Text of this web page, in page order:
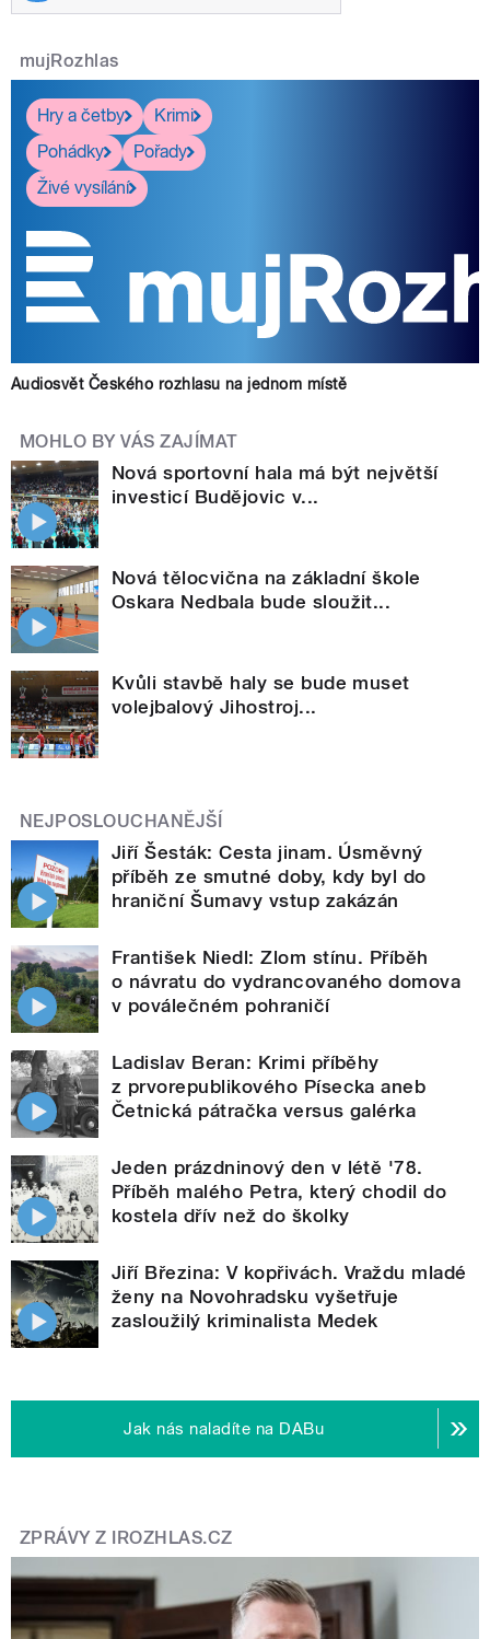
mujRozhlas
Hry a četby
Krimi
Pohádky
Pořady
Živé vysílání
Audiosvět Českého rozhlasu na jednom místě
MOHLO BY VÁS ZAJÍMAT
Nová sportovní hala má být největší
investicí Budějovic v...
Nová tělocvična na základní škole
Oskara Nedbala bude sloužit...
Kvůli stavbě haly se bude muset
volejbalový Jihostroj...
NEJPOSLOUCHANĚJŠÍ
Jiří Šesták: Cesta jinam. Úsměvný
příběh ze smutné doby, kdy byl do
hraniční Šumavy vstup zakázán
František Niedl: Zlom stínu. Příběh
o návratu do vydrancovaného domova
v poválečném pohraničí
Ladislav Beran: Krimi příběhy
z prvorepublikového Písecka aneb
Četnická pátračka versus galérka
Jeden prázdninový den v létě '78.
Příběh malého Petra, který chodil do
kostela dřív než do školky
Jiří Březina: V kopřivách. Vraždu mladé
ženy na Novohradsku vyšetřuje
zasloužilý kriminalista Medek
Jak nás naladíte na DABu
ZPRÁVY Z IROZHLAS.CZ